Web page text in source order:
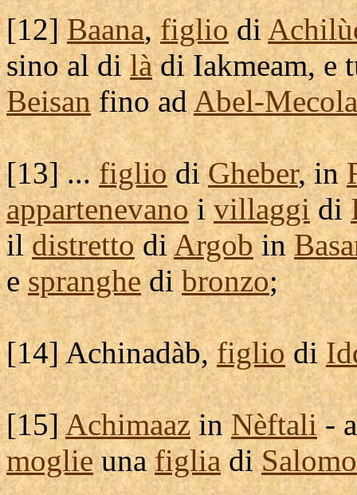
[12]Baana,figliodi
sino al dilàdiIakmeam, e
Beisanfino adAbel-Mecola
[13] ...figliodiGheber, in
appartenevanoivillaggidi
ildistrettodiArgobin
espranghedibronzo;
[14]Achinadàb,figliodi
[15]AchimaazinNèftali-
moglieunafigliadi